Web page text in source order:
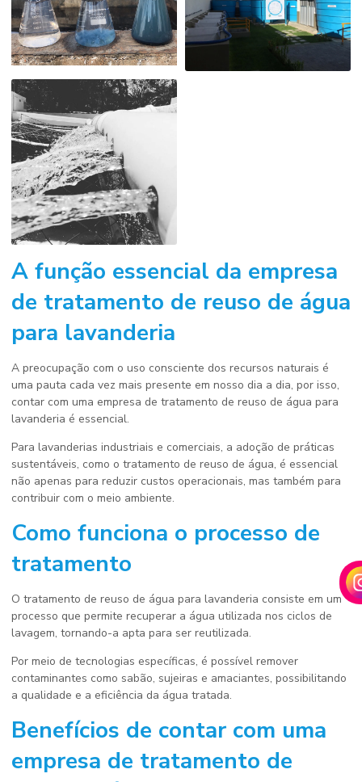
A função essencial da empresa
de tratamento de reuso de água
para lavanderia
A preocupação com o uso consciente dos recursos naturais é
uma pauta cada vez mais presente em nosso dia a dia, por isso,
contar com uma empresa de tratamento de reuso de água para
lavanderia é essencial.
Para lavanderias industriais e comerciais, a adoção de práticas
sustentáveis, como o tratamento de reuso de água, é essencial
não apenas para reduzir custos operacionais, mas também para
contribuir com o meio ambiente.
Como funciona o processo de
tratamento
O tratamento de reuso de água para lavanderia consiste em um
processo que permite recuperar a água utilizada nos ciclos de
lavagem, tornando-a apta para ser reutilizada.
Por meio de tecnologias específicas, é possível remover
contaminantes como sabão, sujeiras e amaciantes, possibilitando
a qualidade e a eficiência da água tratada.
Benefícios de contar com uma
empresa de tratamento de